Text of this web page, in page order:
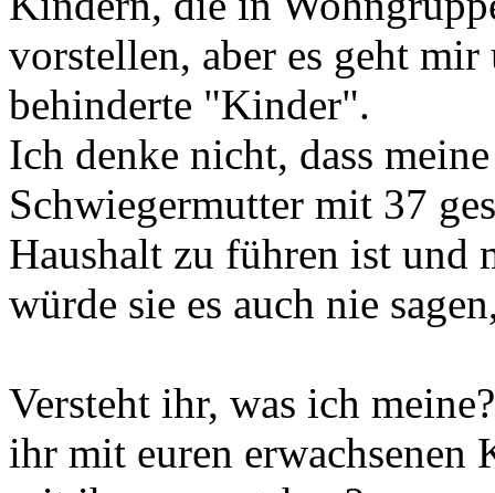
vorstellen, aber es geht
behinderte "Kinder".
Ich denke nicht, dass
Schwiegermutter mit 37
Haushalt zu führen ist und
würde sie es auch nie
Versteht ihr, was ich
ihr mit euren